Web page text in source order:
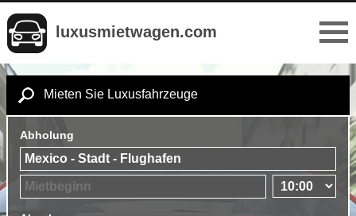
luxusmietwagen.com
Mieten Sie Luxusfahrzeuge
Abholung